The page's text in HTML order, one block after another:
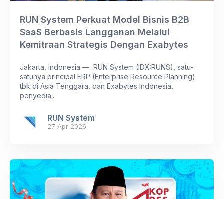
RUN System Perkuat Model Bisnis B2B
SaaS Berbasis Langganan Melalui
Kemitraan Strategis Dengan Exabytes
Jakarta, Indonesia — RUN System (IDX:RUNS), satu-
satunya principal ERP (Enterprise Resource Planning)
tbk di Asia Tenggara, dan Exabytes Indonesia,
penyedia...
RUN System
27 Apr 2026